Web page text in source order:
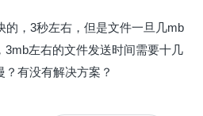
的，3秒左右，但是文件一旦几mb
3mb左右的文件发送时间需要十几
有没有解决方案？